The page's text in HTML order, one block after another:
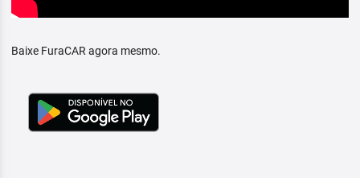
Baixe FuraCAR agora mesmo.